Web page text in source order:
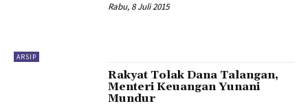
ARSIP
Rabu, 8 Juli 2015
Rakyat Tolak Dana Talangan,
Menteri Keuangan Yunani
Mundur